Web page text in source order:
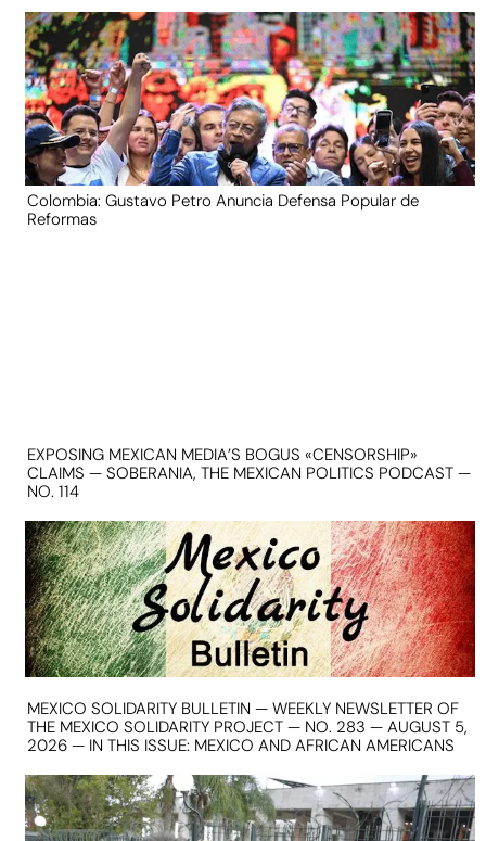
Colombia: Gustavo Petro Anuncia Defensa Popular de
Reformas
EXPOSING MEXICAN MEDIA’S BOGUS «CENSORSHIP»
CLAIMS — SOBERANIA, THE MEXICAN POLITICS PODCAST —
NO. 114
MEXICO SOLIDARITY BULLETIN — WEEKLY NEWSLETTER OF
THE MEXICO SOLIDARITY PROJECT — NO. 283 — AUGUST 5,
2026 — IN THIS ISSUE: MEXICO AND AFRICAN AMERICANS